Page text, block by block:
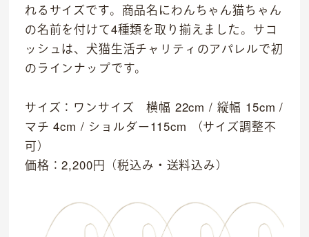
れるサイズです。商品名にわんちゃん猫ちゃん
の名前を付けて4種類を取り揃えました。サコ
ッシュは、犬猫生活チャリティのアパレルで初
のラインナップです。
サイズ：ワンサイズ 横幅 22cm / 縦幅 15cm /
マチ 4cm / ショルダー115cm （サイズ調整不
可）
価格：2,200円（税込み・送料込み）